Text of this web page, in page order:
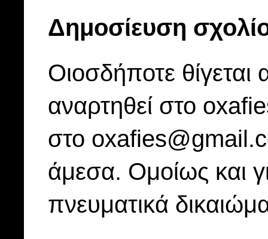
Δημοσίευση
Οιοσδήποτε
αναρτηθεί στο
στο
άμεσα. Ομοίως και
πνευματικά